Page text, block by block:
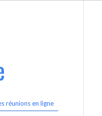
réunions en ligne